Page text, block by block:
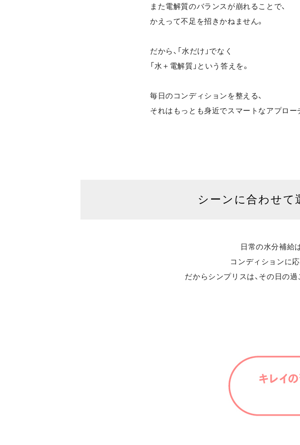
また電解質のバランスが崩れることで、
かえって不足を招きかねません。
だから、「水だけ」でなく
「水＋電解質」という答えを。
毎日のコンディションを整える、
それはもっとも身近でスマートなアプロー
シーンに合わせて
日常の水分補給
コンディションに
だからシンプリスは、その日の